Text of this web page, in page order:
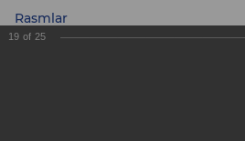
Rasmlar
19 of 25